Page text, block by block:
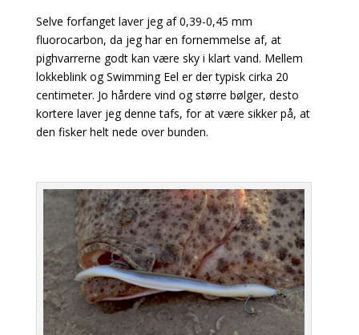
Selve forfanget laver jeg af 0,39-0,45 mm
fluorocarbon, da jeg har en fornemmelse af, at
pighvarrerne godt kan være sky i klart vand. Mellem
lokkeblink og Swimming Eel er der typisk cirka 20
centimeter. Jo hårdere vind og større bølger, desto
kortere laver jeg denne tafs, for at være sikker på, at
den fisker helt nede over bunden.